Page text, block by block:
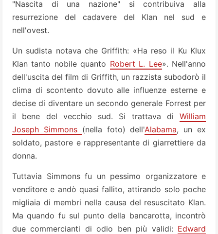
"Nascita di una nazione" si contribuiva alla
resurrezione del cadavere del Klan nel sud e
nell'ovest.
Un sudista notava che Griffith: «Ha reso il Ku Klux
Klan tanto nobile quanto Robert L. Lee». Nell'anno
dell'uscita del film di Griffith, un razzista subodorò il
clima di scontento dovuto alle influenze esterne e
decise di diventare un secondo generale Forrest per
il bene del vecchio sud. Si trattava di William
Joseph Simmons (nella foto) dell'Alabama, un ex
soldato, pastore e rappresentante di giarrettiere da
donna.
Tuttavia Simmons fu un pessimo organizzatore e
venditore e andò quasi fallito, attirando solo poche
migliaia di membri nella causa del resuscitato Klan.
Ma quando fu sul punto della bancarotta, incontrò
due commercianti di odio ben più validi: Edward